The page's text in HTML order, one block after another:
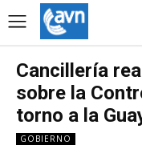
Cancillería
sobre la
torno a la
GOBIERNO